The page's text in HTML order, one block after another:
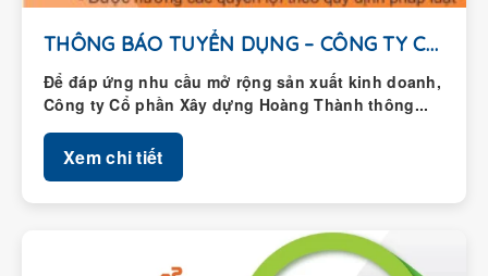
THÔNG BÁO TUYỂN DỤNG – CÔNG TY CỔ...
Để đáp ứng nhu cầu mở rộng sản xuất kinh doanh,
Công ty Cổ phần Xây dựng Hoàng Thành thông...
Xem chi tiết